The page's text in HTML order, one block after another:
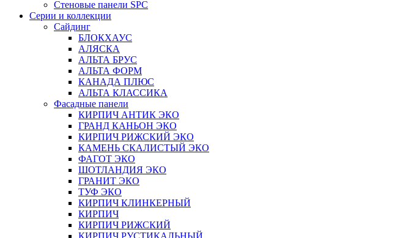
Стеновые панели SPC
Серии и коллекции
Сайдинг
БЛОКХАУС
АЛЯСКА
АЛЬТА БРУС
АЛЬТА ФОРМ
КАНАДА ПЛЮС
АЛЬТА КЛАССИКА
Фасадные панели
КИРПИЧ АНТИК ЭКО
ГРАНД КАНЬОН ЭКО
КИРПИЧ РИЖСКИЙ ЭКО
КАМЕНЬ СКАЛИСТЫЙ ЭКО
ФАГОТ ЭКО
ШОТЛАНДИЯ ЭКО
ГРАНИТ ЭКО
ТУФ ЭКО
КИРПИЧ КЛИНКЕРНЫЙ
КИРПИЧ
КИРПИЧ РИЖСКИЙ
КИРПИЧ РУСТИКАЛЬНЫЙ